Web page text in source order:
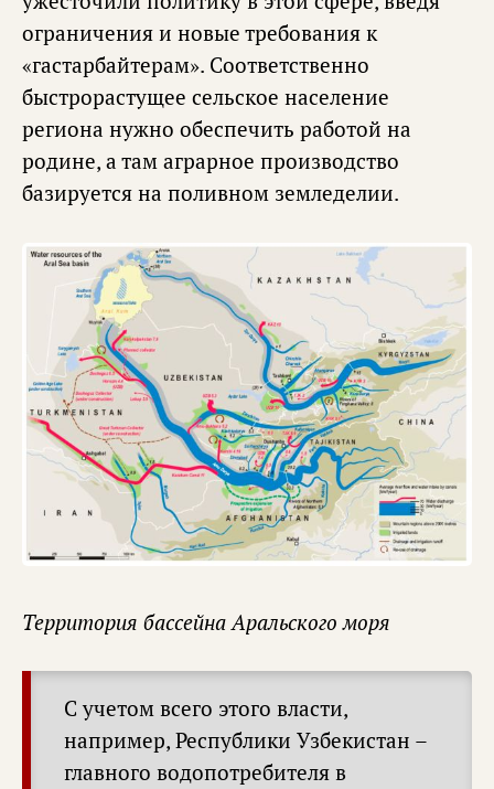
ограничения и новые требования к
«гастарбайтерам». Соответственно
быстрорастущее сельское население
региона нужно обеспечить работой на
родине, а там аграрное производство
базируется на поливном земледелии.
Территория бассейна Аральского моря
С учетом всего этого власти,
например, Республики Узбекистан –
главного водопотребителя в